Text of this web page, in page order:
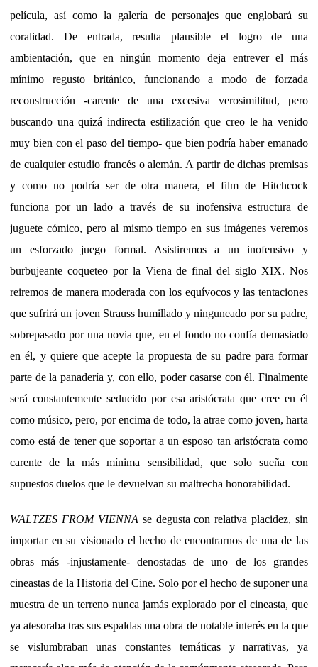
película, así como la galería de personajes que englobará su
coralidad. De entrada, resulta plausible el logro de una
ambientación, que en ningún momento deja entrever el más
mínimo regusto británico, funcionando a modo de forzada
reconstrucción -carente de una excesiva verosimilitud, pero
buscando una quizá indirecta estilización que creo le ha venido
muy bien con el paso del tiempo- que bien podría haber emanado
de cualquier estudio francés o alemán. A partir de dichas premisas
y como no podría ser de otra manera, el film de Hitchcock
funciona por un lado a través de su inofensiva estructura de
juguete cómico, pero al mismo tiempo en sus imágenes veremos
un esforzado juego formal. Asistiremos a un inofensivo y
burbujeante coqueteo por la Viena de final del siglo XIX. Nos
reiremos de manera moderada con los equívocos y las tentaciones
que sufrirá un joven Strauss humillado y ninguneado por su padre,
sobrepasado por una novia que, en el fondo no confía demasiado
en él, y quiere que acepte la propuesta de su padre para formar
parte de la panadería y, con ello, poder casarse con él. Finalmente
será constantemente seducido por esa aristócrata que cree en él
como músico, pero, por encima de todo, la atrae como joven, harta
como está de tener que soportar a un esposo tan aristócrata como
carente de la más mínima sensibilidad, que solo sueña con
supuestos duelos que le devuelvan su maltrecha honorabilidad.
WALTZES FROM VIENNA se degusta con relativa placidez, sin
importar en su visionado el hecho de encontrarnos de una de las
obras más -injustamente- denostadas de uno de los grandes
cineastas de la Historia del Cine. Solo por el hecho de suponer una
muestra de un terreno nunca jamás explorado por el cineasta, que
ya atesoraba tras sus espaldas una obra de notable interés en la que
se vislumbraban unas constantes temáticas y narrativas, ya